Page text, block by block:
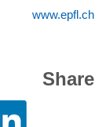
www.epfl.ch
Share